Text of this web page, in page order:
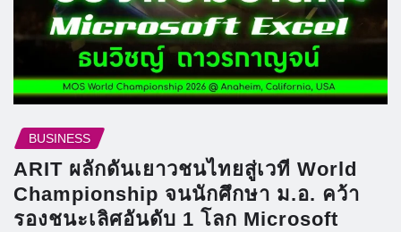
BUSINESS
ARIT ผลักดันเยาวชนไทยสู่เวที World
Championship จนนักศึกษา ม.อ. คว้า
รองชนะเลิศอันดับ 1 โลก Microsoft